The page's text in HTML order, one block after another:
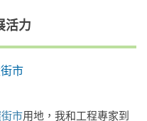
活力
市
市用地，我和工程專家到